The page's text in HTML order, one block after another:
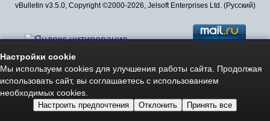
vBulletin v3.5.0, Copyright ©2000-2026, Jelsoft Enterprises Ltd. (Русский)
Авторские права - Copyright © 2006-2026
www.HeroesWorld.ru All rights reserved
Heroes World (English)
Настройки cookie
Мы используем cookies для улучшения работы сайта. Продолжая
использовать сайт, вы соглашаетесь с использованием
необходимых cookies.
Настроить предпочтения Отклонить Принять все